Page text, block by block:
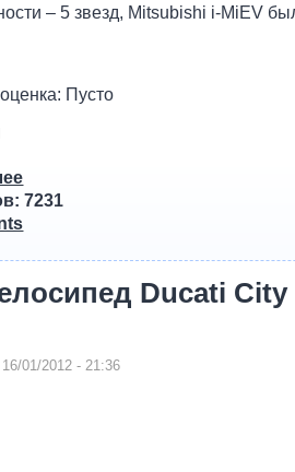
– 5 звезд, Mitsubishi i-MiEV
Пусто
7231
Ducati City
01/2012 - 21:36